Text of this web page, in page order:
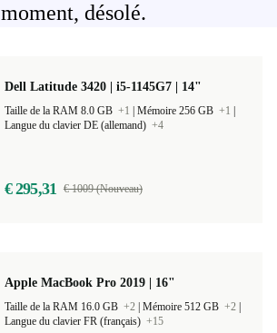
moment, désolé.
Dell Latitude 3420 | i5-1145G7 | 14"
Taille de la RAM 8.0 GB +1 Mémoire 256 GB +1
Langue du clavier DE (allemand) +4
€ 295,31 € 1009 (Nouveau)
Apple MacBook Pro 2019 | 16"
Taille de la RAM 16.0 GB +2 Mémoire 512 GB +2
Langue du clavier FR (français) +15